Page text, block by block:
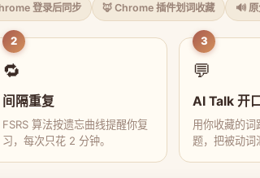
登录后同步 🦊 Chrome 插件划词收藏 🔊
2
🔁
间隔重复
FSRS 算法按遗忘曲线提醒你复
习，每次只花 2 分钟。
3
💬
AI Talk 开
用你收藏的词
题，把被动词